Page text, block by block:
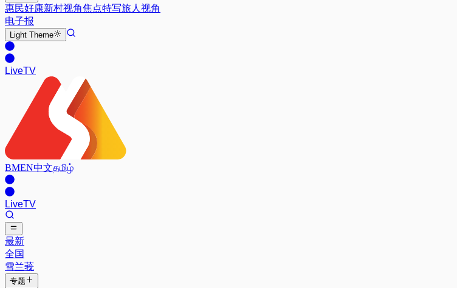
惠民好康新村视角焦点特写旅人视角
电子报
Light Theme
LiveTV
BMEN中文தமிழ்
LiveTV
最新
全国
雪兰莪
专题